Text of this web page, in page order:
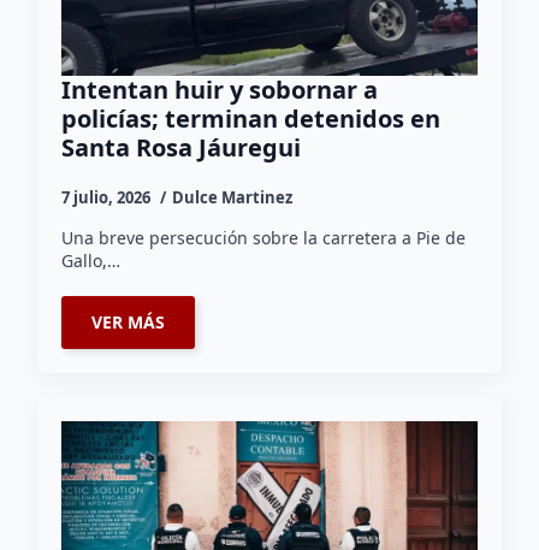
Intentan huir y sobornar a
policías; terminan detenidos en
Santa Rosa Jáuregui
7 julio, 2026 Dulce Martinez
Una breve persecución sobre la carretera a Pie de
Gallo,…
VER MÁS